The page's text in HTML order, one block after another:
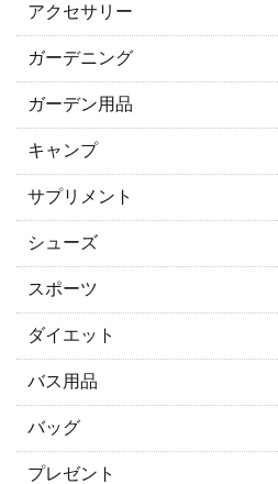
アクセサリー
ガーデニング
ガーデン用品
キャンプ
サプリメント
シューズ
スポーツ
ダイエット
バス用品
バッグ
プレゼント